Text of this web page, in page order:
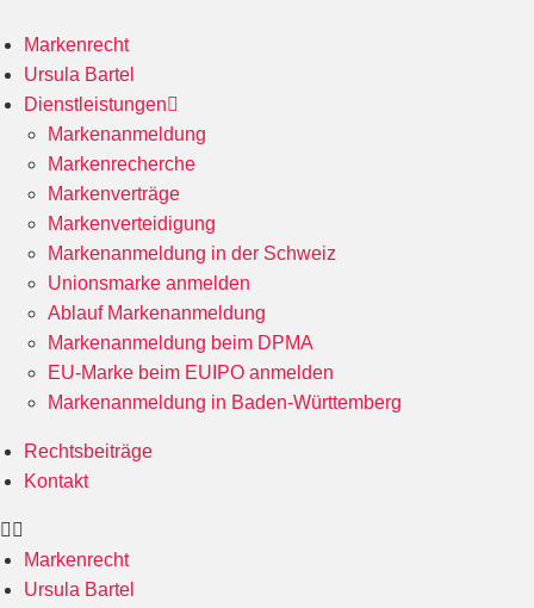
Markenrecht
Ursula Bartel
Dienstleistungen
Markenanmeldung
Markenrecherche
Markenverträge
Markenverteidigung
Markenanmeldung in der Schweiz
Unionsmarke anmelden
Ablauf Markenanmeldung
Markenanmeldung beim DPMA
EU-Marke beim EUIPO anmelden
Markenanmeldung in Baden-Württemberg
Rechtsbeiträge
Kontakt
Markenrecht
Ursula Bartel